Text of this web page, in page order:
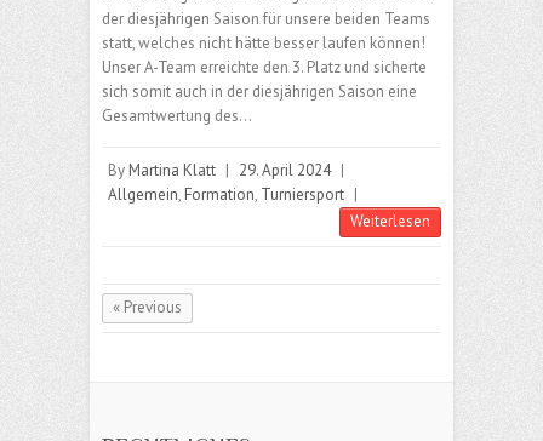
der diesjährigen Saison für unsere beiden Teams
statt, welches nicht hätte besser laufen können!
Unser A-Team erreichte den 3. Platz und sicherte
sich somit auch in der diesjährigen Saison eine
Gesamtwertung des…
By Martina Klatt | 29. April 2024 |
Allgemein, Formation, Turniersport |
Weiterlesen
« Previous